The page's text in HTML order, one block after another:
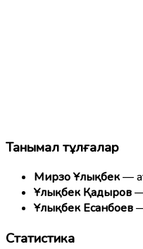
Танымал тұлғалар
Мирзо Ұлықбек—
Ұлықбек Қадыров
Ұлықбек Есанбоев
Статистика